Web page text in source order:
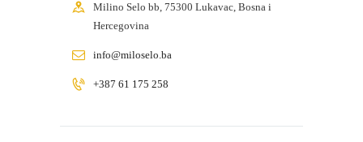
Milino Selo bb, 75300 Lukavac, Bosna i
Hercegovina
info@miloselo.ba
+387 61 175 258